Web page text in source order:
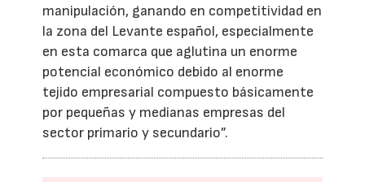
manipulación, ganando en competitividad en
la zona del Levante español, especialmente
en esta comarca que aglutina un enorme
potencial económico debido al enorme
tejido empresarial compuesto básicamente
por pequeñas y medianas empresas del
sector primario y secundario”.